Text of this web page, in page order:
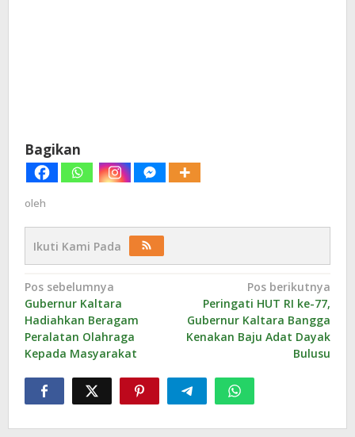
Bagikan
oleh
Ikuti Kami Pada
Navigasi
pos
Pos sebelumnya
Gubernur Kaltara
Hadiahkan Beragam
Peralatan Olahraga
Kepada Masyarakat
Pos berikutnya
Peringati HUT RI ke-77,
Gubernur Kaltara Bangga
Kenakan Baju Adat Dayak
Bulusu